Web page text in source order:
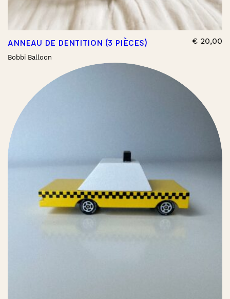
ANNEAU DE DENTITION (3 PIÈCES)
Bobbi Balloon
€ 20,00